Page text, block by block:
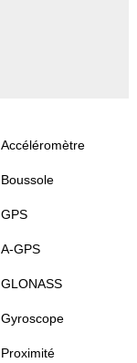
Accéléromètre
Boussole
GPS
A-GPS
GLONASS
Gyroscope
Proximité